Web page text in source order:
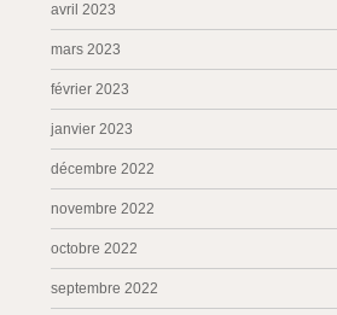
avril 2023
mars 2023
février 2023
janvier 2023
décembre 2022
novembre 2022
octobre 2022
septembre 2022